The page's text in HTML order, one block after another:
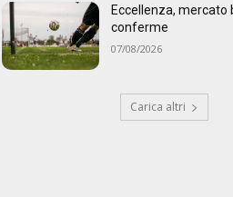
Eccellenza, mercato
conferme
07/08/2026
Carica altri